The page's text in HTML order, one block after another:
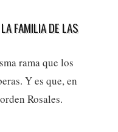
FAMILIA DE LAS
rama que los
Y es que, en
Rosales.